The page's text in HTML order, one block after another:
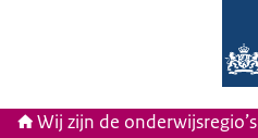
Wij zijn de onderwijsregio’s